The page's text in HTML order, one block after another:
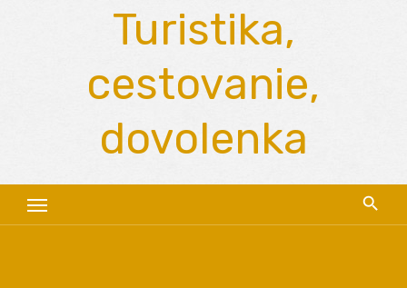
Turistika,
cestovanie,
dovolenka